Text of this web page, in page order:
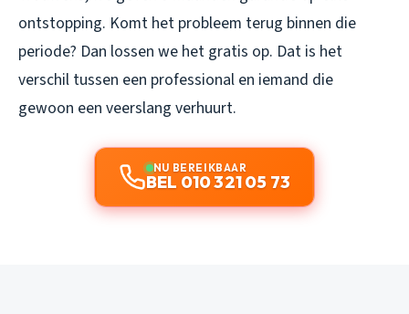
ontstopping. Komt het probleem terug binnen die
periode? Dan lossen we het gratis op. Dat is het
verschil tussen een professional en iemand die
gewoon een veerslang verhuurt.
NU BEREIKBAAR
BEL 010 321 05 73